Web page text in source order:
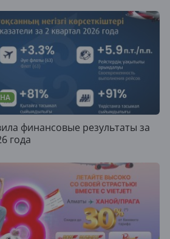
финансовые результаты за
года